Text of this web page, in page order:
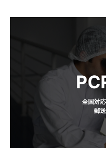
全国対
郵